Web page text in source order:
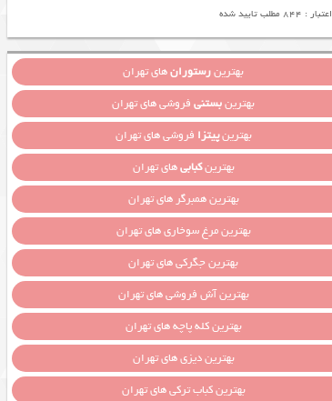
اعتبار : 844 مطلب تایید شده
بهترینرستورانهای تهران
بهترینبستنیفروشی های تهران
بهترینپیتزا فروشی های تهران
بهترینکبابیهای تهران
بهترین همبرگر های تهران
بهترین مرغ سوخاری های تهران
بهترین جگرکی های تهران
بهترین آش فروشی های تهران
بهترین کله پاچه های تهران
بهترین دیزی های تهران
بهترین کباب ترکی های تهران